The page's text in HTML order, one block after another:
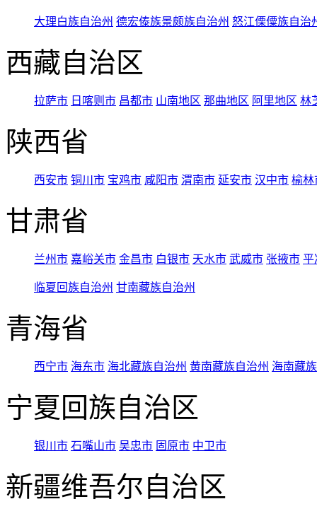
大理白族自治州 德宏傣族景颇族自治州 怒江傈僳族自治
西藏自治区
拉萨市 日喀则市 昌都市 山南地区 那曲地区 阿里地区 林
陕西省
西安市 铜川市 宝鸡市 咸阳市 渭南市 延安市 汉中市 榆林
甘肃省
兰州市 嘉峪关市 金昌市 白银市 天水市 武威市 张掖市 平
临夏回族自治州 甘南藏族自治州
青海省
西宁市 海东市 海北藏族自治州 黄南藏族自治州 海南藏
宁夏回族自治区
银川市 石嘴山市 吴忠市 固原市 中卫市
新疆维吾尔自治区